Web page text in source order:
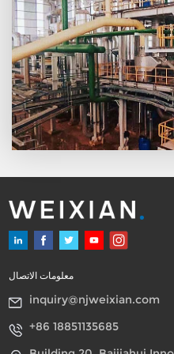
للفولاذ المقاوم للصدأ فوق 600
℃ ، وبالتالي يمكن إطالة عمر
العمل مرتين كما كان من قبل ؛
من خلال الجمع بين وحدة
التسخين المسبق لبدء التشغيل
ووحدة استرداد الحرارة
المفقودة ، عند التسخين المسبق
للمحول ، يمكن أيضًا استخدام
البخار الناتج لصهر الكبريت
بخار خارجي
معلومات الاتصال
inquiry@njweixian.com
+86 18851135685